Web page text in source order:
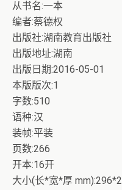
从书名:一本
编者:蔡德权
出版社:湖南教育出版社
出版地址:湖南
出版日期:2016-05-01
本版版次:1
字数:510
语种:汉
装帧:平装
页数:266
开本:16开
大小(长*宽*厚